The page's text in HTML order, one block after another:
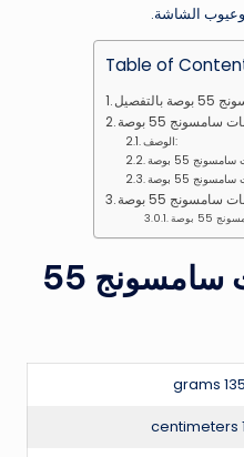
Table of
55 بوصة
الوصف:
55 بوصة
55 بوصة
55 بوصة
بوصة
مواصفات شاشات سامسونج 55